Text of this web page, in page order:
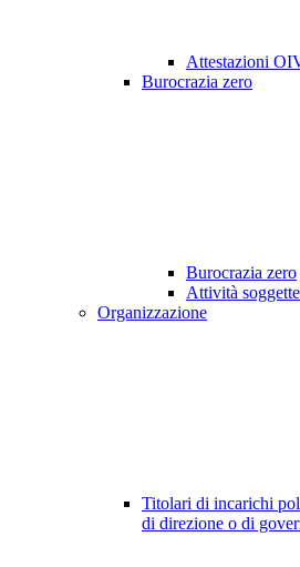
Attestazioni
Burocrazia zero
Burocrazia zero
Attività
Organizzazione
Titolari di incarichi
di direzione o di